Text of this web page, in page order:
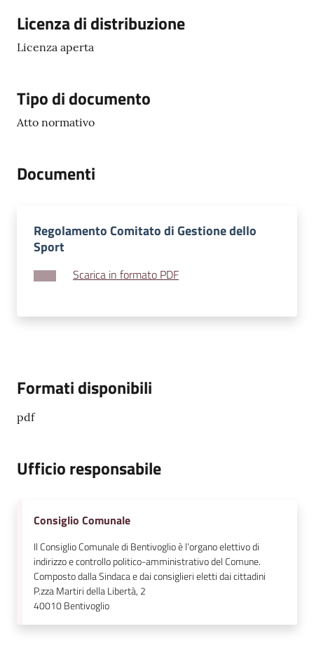
n
l
i
Tutti
Licenza di distribuzione
Licenza aperta
Tipo di documento
Atto normativo
Documenti
Regolamento Comitato di Gestione dello
Sport
Scarica in formato PDF
Formati disponibili
pdf
Ufficio responsabile
Consiglio Comunale
Il Consiglio Comunale di Bentivoglio è l’organo elettivo di
indirizzo e controllo politico-amministrativo del Comune.
Composto dalla Sindaca e dai consiglieri eletti dai cittadini
P.zza Martiri della Libertà, 2
40010Bentivoglio